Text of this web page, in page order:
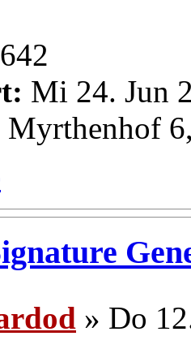
642
Mi 24. Jun
Myrthenhof
» Do